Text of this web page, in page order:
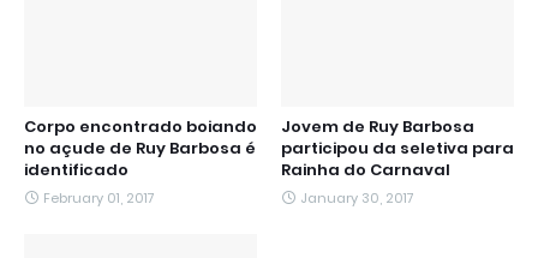
Corpo encontrado boiando
no açude de Ruy Barbosa é
identificado
February 01, 2017
Jovem de Ruy Barbosa
participou da seletiva para
Rainha do Carnaval
January 30, 2017